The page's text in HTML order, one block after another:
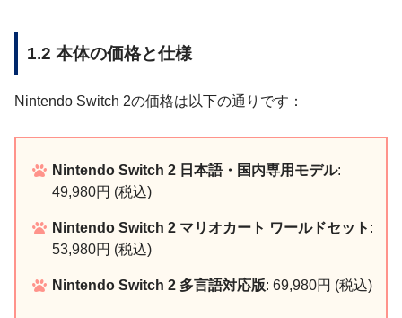
1.2 本体の価格と仕様
Nintendo Switch 2の価格は以下の通りです：
Nintendo Switch 2 日本語・国内専用モデル:
49,980円 (税込)
Nintendo Switch 2 マリオカート ワールドセット :
53,980円 (税込)
Nintendo Switch 2 多言語対応版: 69,980円 (税込)